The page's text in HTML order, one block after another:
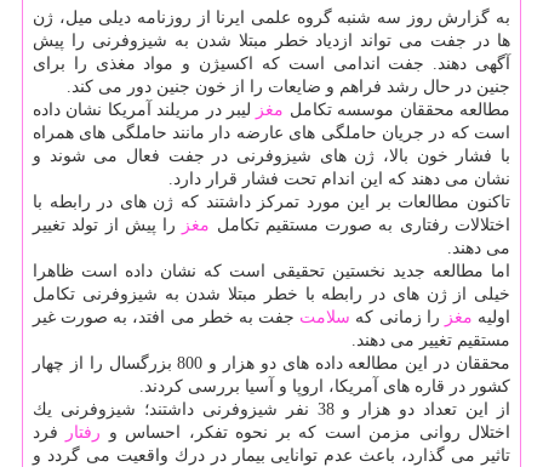
به گزارش روز سه شنبه گروه علمی ایرنا از روزنامه دیلی میل، ژن
ها در جفت می تواند ازدیاد خطر مبتلا شدن به شیزوفرنی را پیش
آگهی دهند. جفت اندامی است كه اكسیژن و مواد مغذی را برای
جنین در حال رشد فراهم و ضایعات را از خون جنین دور می كند.
مطالعه محققان موسسه تكامل مغز لیبر در مریلند آمریكا نشان داده
است كه در جریان حاملگی های عارضه دار مانند حاملگی های همراه
با فشار خون بالا، ژن های شیزوفرنی در جفت فعال می شوند و
نشان می دهند كه این اندام تحت فشار قرار دارد.
تاكنون مطالعات بر این مورد تمركز داشتند كه ژن های در رابطه با
اختلالات رفتاری به صورت مستقیم تكامل مغز
را پیش از تولد تغییر
می دهند.
اما مطالعه جدید نخستین تحقیقی است كه نشان داده است ظاهرا
خیلی از ژن های در رابطه با خطر مبتلا شدن به شیزوفرنی تكامل
اولیه مغز را زمانی كه سلامت جفت به خطر می افتد، به صورت غیر
مستقیم تغییر می دهند.
محققان در این مطالعه داده های دو هزار و 800 بزرگسال را از چهار
كشور در قاره های آمریكا، اروپا و آسیا بررسی كردند.
از این تعداد دو هزار و 38 نفر شیزوفرنی داشتند؛ شیزوفرنی یك
اختلال روانی مزمن است كه بر نحوه تفكر، احساس و رفتار
فرد
تاثیر می گذارد، باعث عدم توانایی بیمار در درك واقعیت می گردد و